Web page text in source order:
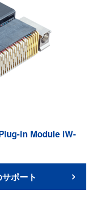
in Module iW-
ポート